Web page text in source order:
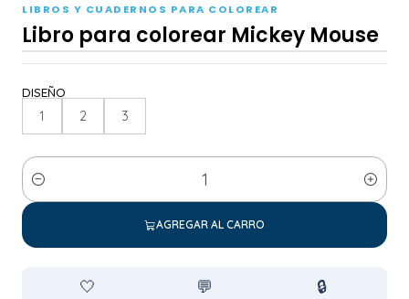
LIBROS Y CUADERNOS PARA COLOREAR
Libro para colorear Mickey Mouse
DISEÑO
1 2 3
Cantidad
AGREGAR AL CARRO
🤍 💬 🔒